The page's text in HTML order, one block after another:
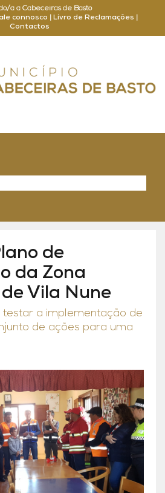
a a Cabeceiras de Basto
connosco Livro de Reclamações
Contactos
de
da Zona
Vila Nune
testar a implementação de
de ações para uma